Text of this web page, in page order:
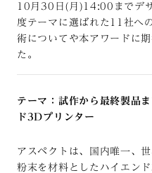
10月30日(月)14:00までデ
度テーマに選ばれた11社へ
術についてや本アワードに
た。
テーマ：試作から最終製品
ド3Dプリンター
アスペクトは、国内唯一、
粉末を材料としたハイエン